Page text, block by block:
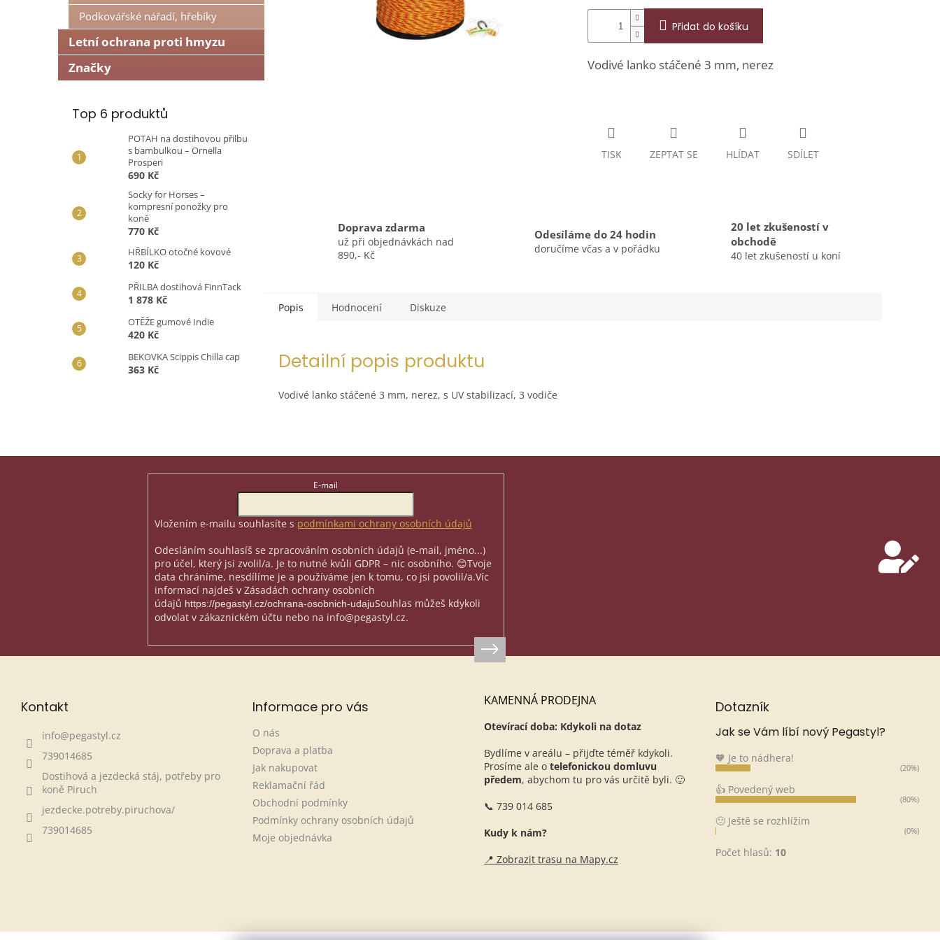
e
Podkovářské nářadí, hřebíky
Letní ochrana proti hmyzu
Značky
Top 6 produktů
POTAH na dostihovou přilbu
s bambulkou – Ornella
Prosperi
690 Kč
Socky for Horses –
kompresní ponožky pro
koně
770 Kč
HŘBÍLKO otočné kovové
120 Kč
PŘILBA dostihová FinnTack
1 878 Kč
OTĚŽE gumové Indie
420 Kč
BEKOVKA Scippis Chilla cap
363 Kč
Přidat do košíku
Vodivé lanko stáčené 3 mm, nerez
TISK ZEPTAT SE HLÍDAT SDÍLET
Doprava zdarma
už při objednávkách nad
890,- Kč
Odesíláme do 24 hodin
doručíme včas a v pořádku
20 let zkušeností v
obchodě
40 let zkušeností u koní
Popis Hodnocení Diskuze
Detailní popis produktu
Vodivé lanko stáčené 3 mm, nerez, s UV stabilizací, 3 vodiče
E-mail
Vložením e-mailu souhlasíte s podmínkami ochrany osobních údajů
Odesláním souhlasíš se zpracováním osobních údajů (e-mail, jméno...)
pro účel, který jsi zvolil/a. Je to nutné kvůli GDPR – nic osobního. 😊Tvoje
data chráníme, nesdílíme je a používáme jen k tomu, co jsi povolil/a.Víc
informací najdeš v Zásadách ochrany osobních
údajů https://pegastyl.cz/ochrana-osobnich-udajuSouhlas můžeš kdykoli
odvolat v zákaznickém účtu nebo na info@pegastyl.cz.
Kontakt
info@pegastyl.cz
739014685
Dostihová a jezdecká stáj, potřeby pro
koně Piruch
jezdecke.potreby.piruchova/
739014685
Informace pro vás
O nás
Doprava a platba
Jak nakupovat
Reklamační řád
Obchodní podmínky
Podmínky ochrany osobních údajů
Moje objednávka
KAMENNÁ PRODEJNA
Otevírací doba: Kdykoli na dotaz
Bydlíme v areálu – přijďte téměř kdykoli.
Prosíme ale o telefonickou domluvu
předem, abychom tu pro vás určitě byli. 🙂
📞 739 014 685
Kudy k nám?
📍 Zobrazit trasu na Mapy.cz
Dotazník
Jak se Vám líbí nový Pegastyl?
🧡 Je to nádhera!
(20%)
👍 Povedený web
(80%)
🙂 Ještě se rozhlížím
(0%)
Počet hlasů: 10